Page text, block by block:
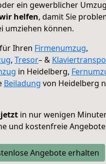
ein gewerblicher
helfen, damit Sie
umziehen können.
Ihren Firmenumzug,
, Tresor– &
in Heidelberg,
Beiladung von Heidelberg
jetzt in nur wenigen
und kostenfreie
Angebote erhalten